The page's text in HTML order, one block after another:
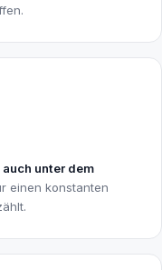
auch unter dem
einen konstanten